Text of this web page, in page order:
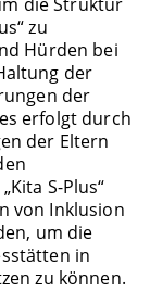
zu
Hürden bei
der
der
erfolgt durch
der Eltern
S-Plus“
von Inklusion
um die
in
zu können.